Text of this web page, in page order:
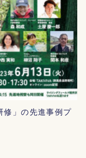
修」の先進事例プ